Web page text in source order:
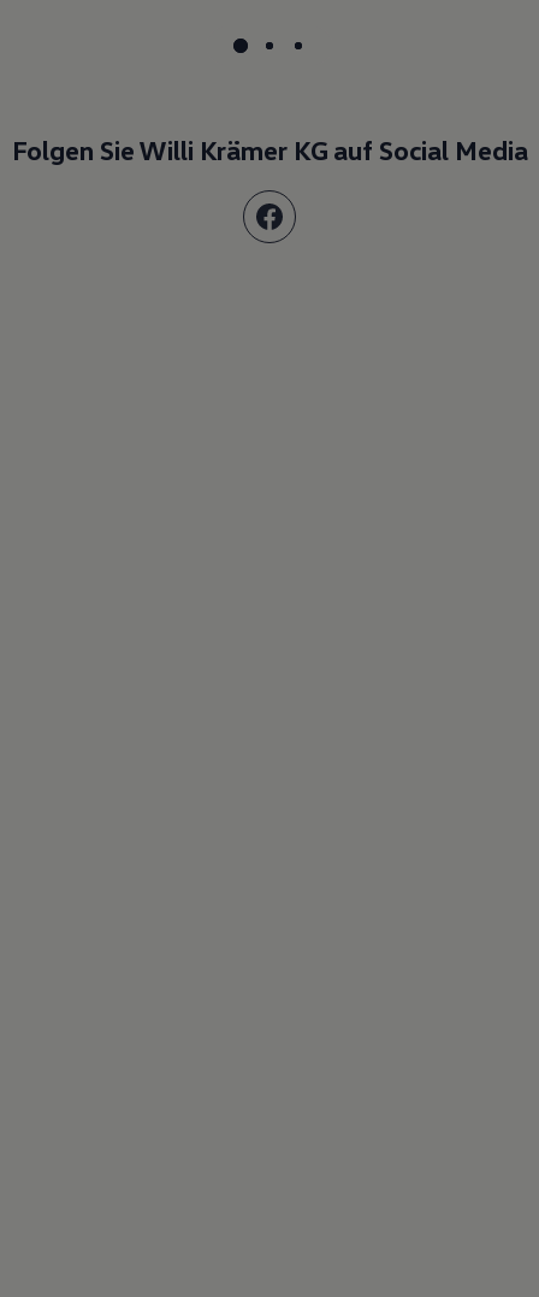
Folgen Sie Willi Krämer KG auf Social Media